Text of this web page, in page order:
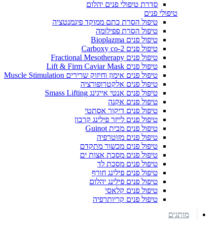
סדרת טיפולי פנים יהלום
טיפולי פנים
טיפול הסרת כתם ממוקד פיגמנטציה
טיפול הסרת פפילומה
טיפול פנים Bioplazma
טיפול פנים Carboxy co-2
טיפול פנים Fractional Mesotherapy
טיפול פנים Lift & Firm Caviar Mask
טיפול פנים אימון וחיזוק שרירים Muscle Stimulation
טיפול פנים אלקטרופורציה
טיפול פנים אנטי אייגינג Smass Lifting
טיפול פנים אקנה
טיפול פנים דיקור אסתטי
טיפול פנים לייזר פילינג קרבון
טיפול פנים מבית Guinot
טיפול פנים מזוטרפיה
טיפול פנים מכשור מתקדם
טיפול פנים מסכת אצות ים
טיפול פנים מסכת לד
טיפול פנים פילינג חורף
טיפול פנים פילינג יהלום
טיפול פנים קלאסי
טיפול פנים קריותרפיה
מותגים